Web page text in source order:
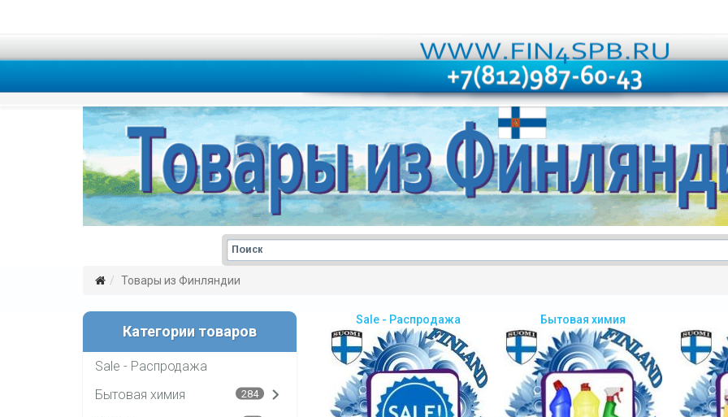
Товары из Финляндии
Категории товаров
Sale - Распродажа
Бытовая химия
284
Sale - Распродажа Бытовая химия